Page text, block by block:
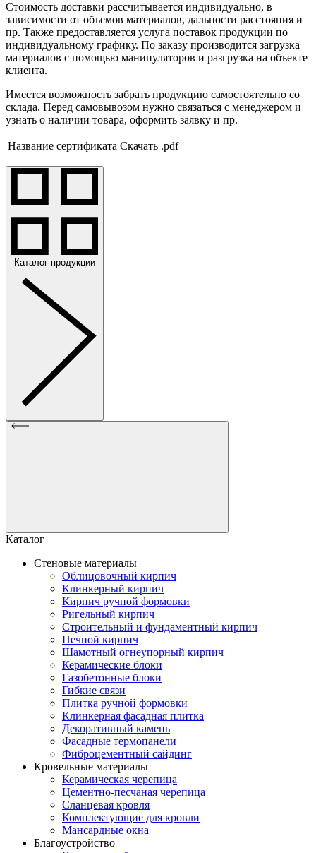
Стоимость доставки рассчитывается индивидуально, в
зависимости от объемов материалов, дальности расстояния и
пр. Также предоставляется услуга поставок продукции по
индивидуальному графику. По заказу производится загрузка
материалов с помощью манипуляторов и разгрузка на объекте
клиента.
Имеется возможность забрать продукцию самостоятельно со
склада. Перед самовывозом нужно связаться с менеджером и
узнать о наличии товара, оформить заявку и пр.
Название сертификата Скачать .pdf
Каталог продукции
Каталог
Стеновые материалы
Облицовочный кирпич
Клинкерный кирпич
Кирпич ручной формовки
Ригельный кирпич
Строительный и фундаментный кирпич
Печной кирпич
Шамотный огнеупорный кирпич
Керамические блоки
Газобетонные блоки
Гибкие связи
Плитка ручной формовки
Клинкерная фасадная плитка
Декоративный камень
Фасадные термопанели
Фиброцементный сайдинг
Кровельные материалы
Керамическая черепица
Цементно-песчаная черепица
Сланцевая кровля
Комплектующие для кровли
Мансардные окна
Благоустройство